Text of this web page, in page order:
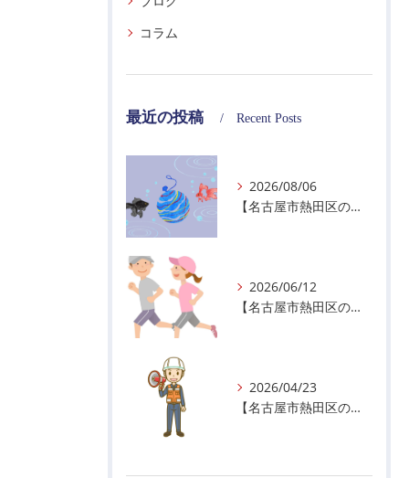
コラム
最近の投稿 Recent Posts
2026/08/06
【名古屋市熱田区の警備会社】夏季休業のお知らせ
2026/06/12
【名古屋市熱田区の警備会社】暑熱順化で熱中症対策を！
2026/04/23
【名古屋市熱田区の警備会社】GWの面接状況について！